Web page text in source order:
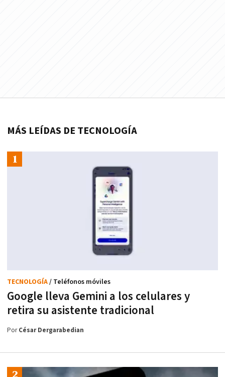
MÁS LEÍDAS DE TECNOLOGÍA
Google lleva Gemini a los celulares y
retira su asistente tradicional
TECNOLOGÍA/ Teléfonos móviles
PorCésar Dergarabedian